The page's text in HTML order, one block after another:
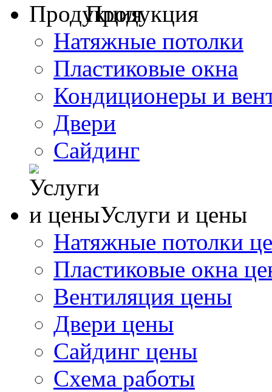
Продукция
Натяжные потолки
Пластиковые окна
Кондиционеры и
Двери
Сайдинг
Услуги и цены
Натяжные потолки
Пластиковые окна
Вентиляция цены
Двери цены
Сайдинг цены
Схема работы